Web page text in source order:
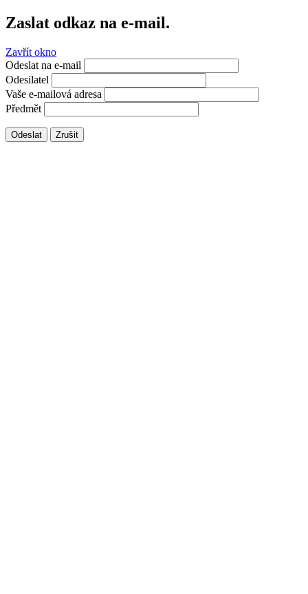
Zaslat odkaz na e-mail.
Zavřít okno
Odeslat na e-mail
Odesilatel
Vaše e-mailová adresa
Předmět
Odeslat Zrušit